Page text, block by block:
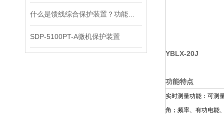
SDP-5100PT-A微机保护装置
YBLX-20J
功能特点
实时测量功能：可测
角；频率、有功电能